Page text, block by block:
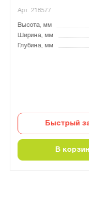
Арт. 218577
Высота, мм
Ширина, мм
Глубина, мм
Быстрый
В